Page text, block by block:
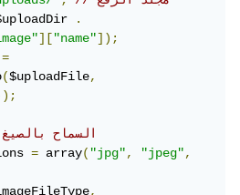
.
]["name"]);
=
($uploadFile,
// السماح
= array("jpg", "jpeg",
,